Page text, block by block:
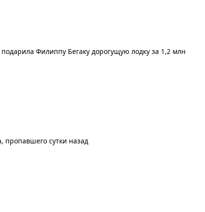
Филиппу Бегаку дорогущую лодку за 1,2 млн
пропавшего сутки назад